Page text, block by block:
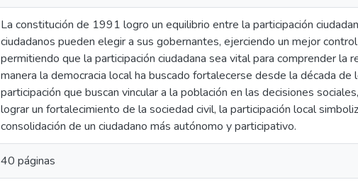
La constitución de 1991 logro un equilibrio entre la participación
ciudadanos pueden elegir a sus gobernantes, ejerciendo un mejor
permitiendo que la participación ciudadana sea vital para comprender la
manera la democracia local ha buscado fortalecerse desde la década
participación que buscan vincular a la población en las decisiones
lograr un fortalecimiento de la sociedad civil, la participación local
consolidación de un ciudadano más autónomo y participativo.
40 páginas